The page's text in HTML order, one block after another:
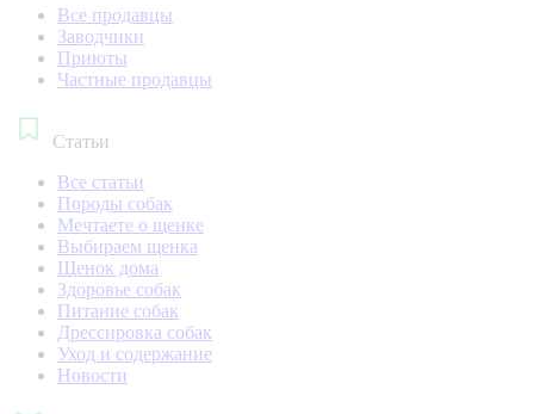
Все продавцы
Заводчики
Приюты
Частные продавцы
Статьи
Все статьи
Породы собак
Мечтаете о щенке
Выбираем щенка
Щенок дома
Здоровье собак
Питание собак
Дрессировка собак
Уход и содержание
Новости